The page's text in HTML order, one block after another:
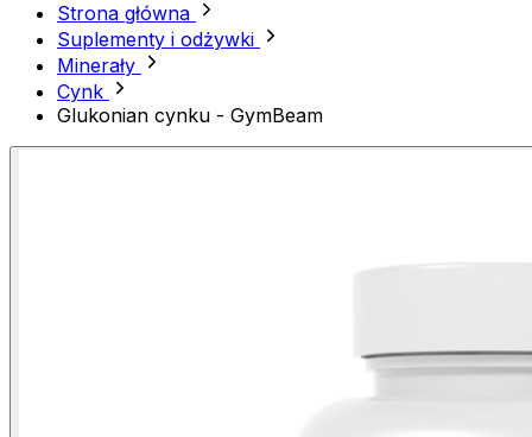
Strona główna
Suplementy i odżywki
Minerały
Cynk
Glukonian cynku - GymBeam